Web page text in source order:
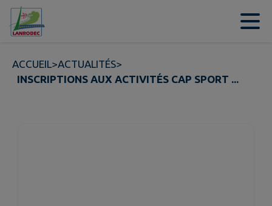
Contenu
ACCUEIL>ACTUALITÉS>
INSCRIPTIONS AUX ACTIVITÉS CAP SPORT ...